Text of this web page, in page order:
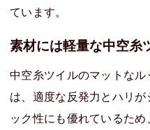
ています。
素材には軽量な中空糸
中空糸ツイルのマットな
は、適度な反発力とハリ
ック性にも優れているた